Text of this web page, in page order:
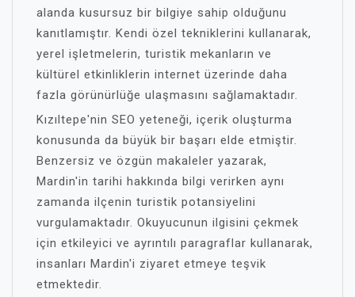
alanda kusursuz bir bilgiye sahip olduğunu
kanıtlamıştır. Kendi özel tekniklerini kullanarak,
yerel işletmelerin, turistik mekanların ve
kültürel etkinliklerin internet üzerinde daha
fazla görünürlüğe ulaşmasını sağlamaktadır.
Kızıltepe'nin SEO yeteneği, içerik oluşturma
konusunda da büyük bir başarı elde etmiştir.
Benzersiz ve özgün makaleler yazarak,
Mardin'in tarihi hakkında bilgi verirken aynı
zamanda ilçenin turistik potansiyelini
vurgulamaktadır. Okuyucunun ilgisini çekmek
için etkileyici ve ayrıntılı paragraflar kullanarak,
insanları Mardin'i ziyaret etmeye teşvik
etmektedir.